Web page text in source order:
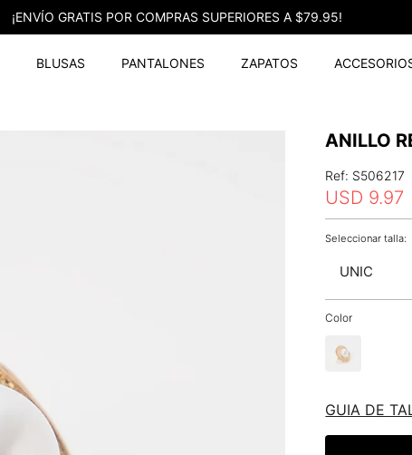
¡ENVÍO GRATIS POR COMPRAS SUPERIORES A $79.95!
BLUSAS PANTALONES ZAPATOS
ANILLO
Ref: S506217
USD 9.97
UNIC
Color
GUIA DE